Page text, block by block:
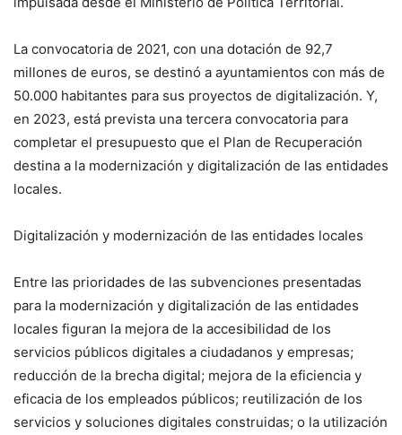
La convocatoria de 2021, con una dotación de 92,7
millones de euros, se destinó a ayuntamientos con más de
50.000 habitantes para sus proyectos de digitalización. Y,
en 2023, está prevista una tercera convocatoria para
completar el presupuesto que el Plan de Recuperación
destina a la modernización y digitalización de las entidades
locales.
Digitalización y modernización de las entidades locales
Entre las prioridades de las subvenciones presentadas
para la modernización y digitalización de las entidades
locales figuran la mejora de la accesibilidad de los
servicios públicos digitales a ciudadanos y empresas;
reducción de la brecha digital; mejora de la eficiencia y
eficacia de los empleados públicos; reutilización de los
servicios y soluciones digitales construidas; o la utilización